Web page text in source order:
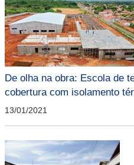
De olha na obra: Escola de
cobertura com isolamento
13/01/2021